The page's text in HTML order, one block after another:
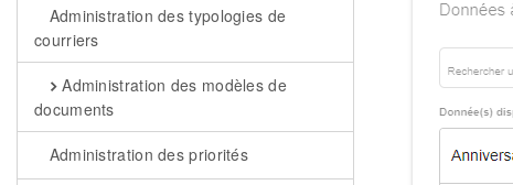
Administration des typologies de
courriers
Administration des modèles de
documents
Administration des priorités